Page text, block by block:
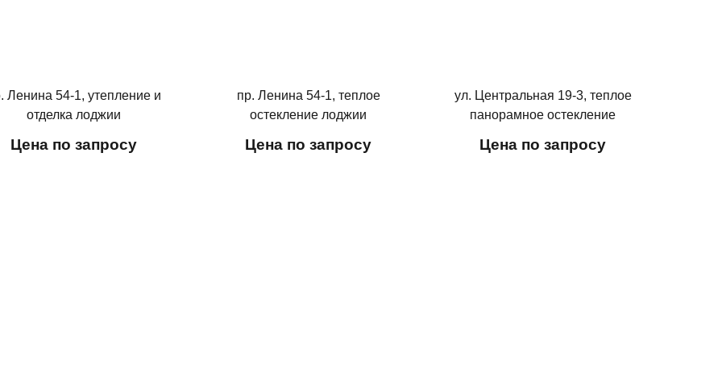
Ленина 54-1, утепление и
отделка лоджии
Цена по запросу
пр. Ленина 54-1, теплое
остекление лоджии
Цена по запросу
ул. Центральная 19-3, теплое
панорамное остекление
Цена по запросу